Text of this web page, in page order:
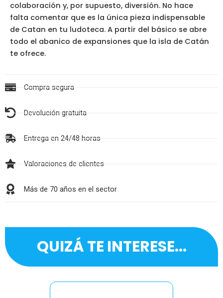
colaboración y, por supuesto, diversión. No hace
falta comentar que es la única pieza indispensable
de Catan en tu ludoteca. A partir del básico se abre
todo el abanico de expansiones que la isla de Catán
te ofrece.
Compra segura
Devolución gratuita
Entrega en 24/48 horas
Valoraciones de clientes
Más de 70 años en el sector
QUIZÁ TE INTERESE...